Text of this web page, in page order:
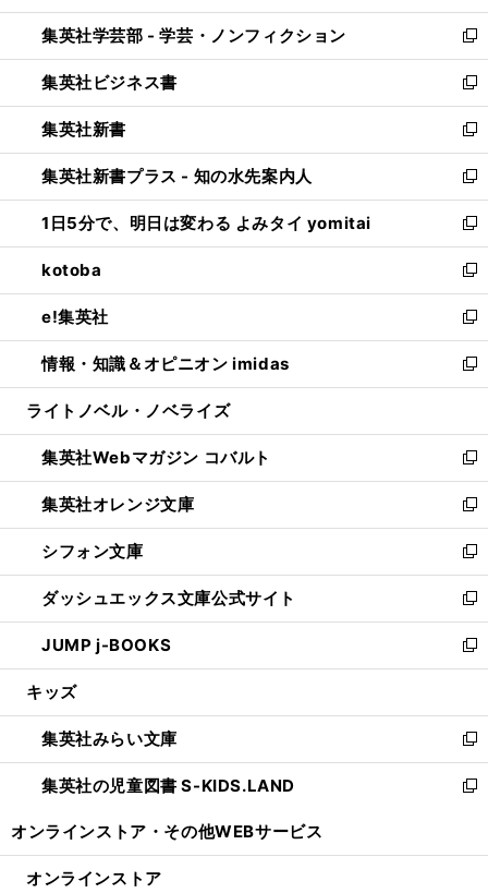
開
く
ウ
で
開
く
ン
ド
ウ
で
開
く
ウ
ィ
ン
ド
ウ
で
開
く
集英社学芸部 - 学芸・ノンフィクション
新
し
い
ウ
ィ
ン
ド
ウ
で
開
く
集英社ビジネス書
新
し
い
ウ
ィ
ン
ド
ウ
で
開
く
集英社新書
新
し
い
ウ
ィ
ン
ド
ウ
で
開
く
集英社新書プラス - 知の水先案内人
新
し
い
ウ
ィ
ン
ド
ウ
で
開
1日5分で、明日は変わる よみタイ yomitai
新
し
い
ウ
ィ
ン
ド
ウ
開
く
kotoba
新
し
い
ウ
ィ
ン
ウ
で
開
く
e!集英社
新
し
い
ウ
ン
ド
ウ
で
開
く
情報・知識＆オピニオン imidas
新
し
ウ
ィ
ン
ド
ウ
で
開
く
ライトノベル・ノベライズ
集英社Webマガジン コバルト
新
し
い
ウ
ィ
ン
ド
ウ
で
開
集英社オレンジ文庫
新
し
い
ウ
ィ
ン
ド
ウ
開
く
シフォン文庫
新
し
い
ウ
ィ
ン
ウ
で
開
く
ダッシュエックス文庫公式サイト
新
し
い
ウ
ン
ド
ウ
で
JUMP j-BOOKS
新
し
ウ
ィ
ン
ド
開
キッズ
集英社みらい文庫
新
し
い
ン
集英社の児童図書 S-KIDS.LAND
新
ウ
オンラインストア・ その他WEBサービス
オンラインストア